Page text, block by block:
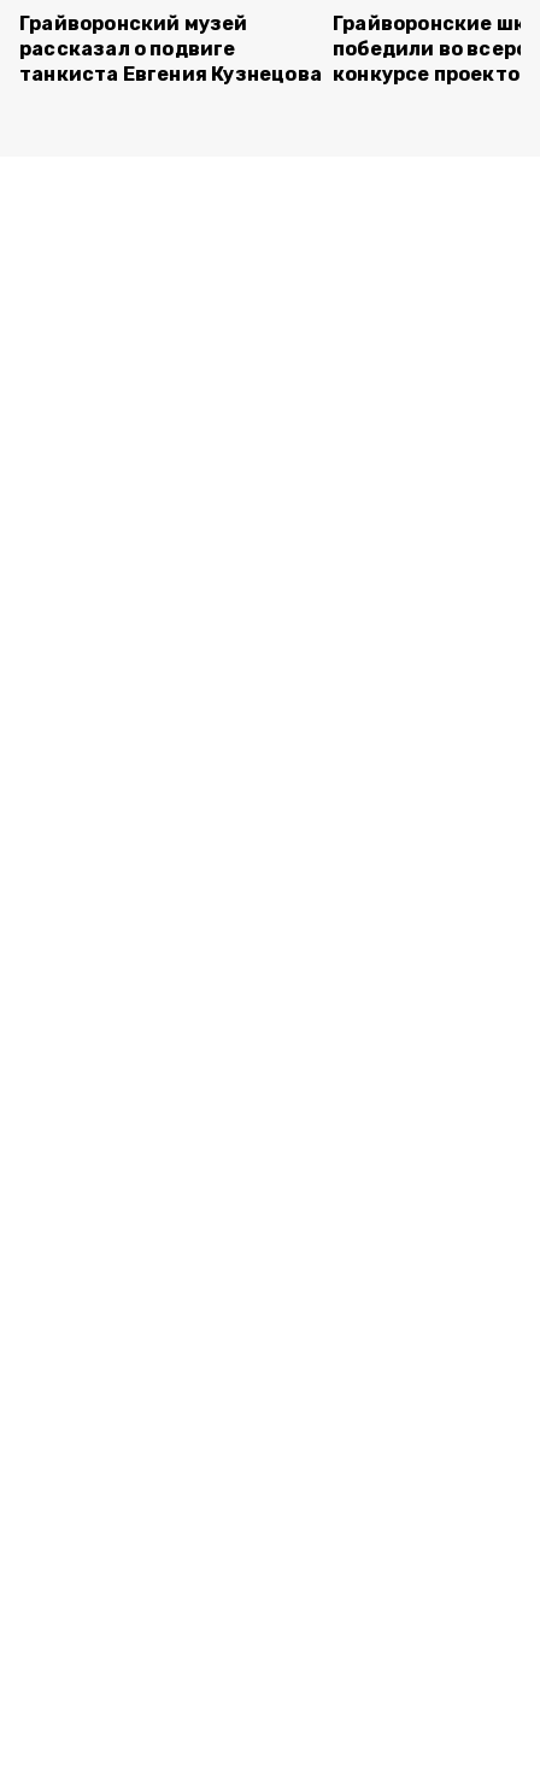
Грайворонский музей
рассказал о подвиге
танкиста Евгения Кузнецова
Грайворонские
победили во
конкурсе проектов